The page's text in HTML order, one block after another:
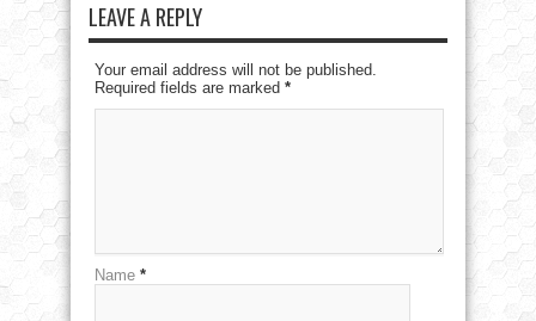
LEAVE A REPLY
Your email address will not be published.
Required fields are marked *
Name *